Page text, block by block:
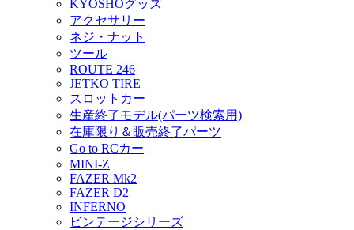
KYOSHOグッズ
アクセサリー
ネジ・ナット
ツール
ROUTE 246
JETKO TIRE
スロットカー
生産終了モデル(パーツ検索用)
在庫限り＆販売終了パーツ
Go to RCカー
MINI-Z
FAZER Mk2
FAZER D2
INFERNO
ビンテージシリーズ